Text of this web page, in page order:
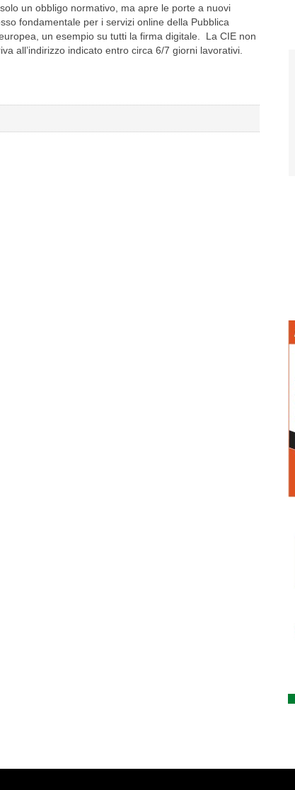
un obbligo normativo, ma apre le porte a nuovi
fondamentale per i servizi online della Pubblica
un esempio su tutti la firma digitale. La CIE non
all’indirizzo indicato entro circa 6/7 giorni lavorativi.